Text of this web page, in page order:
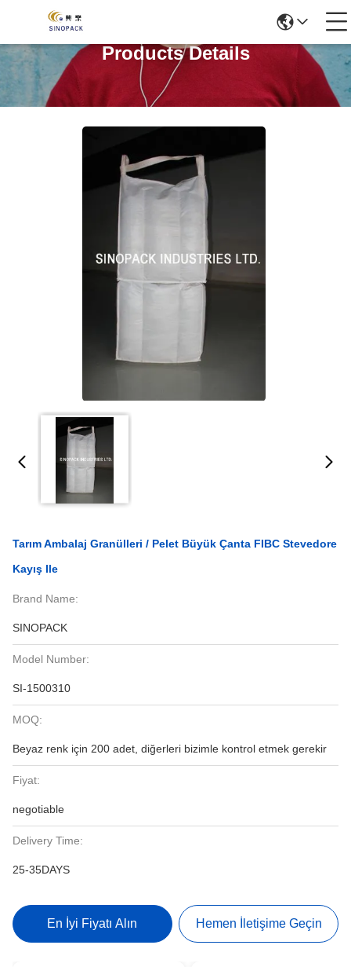
Products Details
Tarım Ambalaj Granülleri / Pelet Büyük Çanta FIBC Stevedore
Kayış Ile
Brand Name:
SINOPACK
Model Number:
SI-1500310
MOQ:
Beyaz renk için 200 adet, diğerleri bizimle kontrol etmek gerekir
Fiyat:
negotiable
Delivery Time:
25-35DAYS
En İyi Fiyatı Alın Hemen İletişime Geçin